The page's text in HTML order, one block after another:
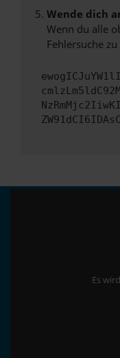
Wende dich
Wenn du alle
Fehlersuche zu
Es